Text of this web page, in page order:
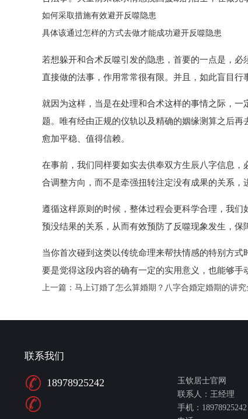
如何采取措施有效避开反噬隐患
具体该通过怎样的方式去做才能成功避开反噬隐患
若想躲开和合术反噬引发的隐患，首要的一点是，
直接做的法事，作用常常很有限。并且，如此盲目行
就因为这样，当是在处理和合术这样的事情之际，
题。唯有经由正规的仪轨以及精确的姻缘测算之后
愈加平稳、值得信赖。
在事前，我们同样要如实去供奉双方生辰八字信息
合调整方向，而不是牵强扭转注定没有成果的关系，
遵循这样原则的时候，整体过程会更科学合理，我
预没结果的关系，从而有效预防了反噬现象发生，保
当你首次碰到这类以传统命理来帮扶情感的特别方
要是觉得这段内容的确有一定的实用意义，也能够手
上一篇： 马上订婚了怎么算婚期？八字合婚定婚期的讲
联系我们
18978925242
玉钦居士官网
联系人：王经理
手机：18978925242